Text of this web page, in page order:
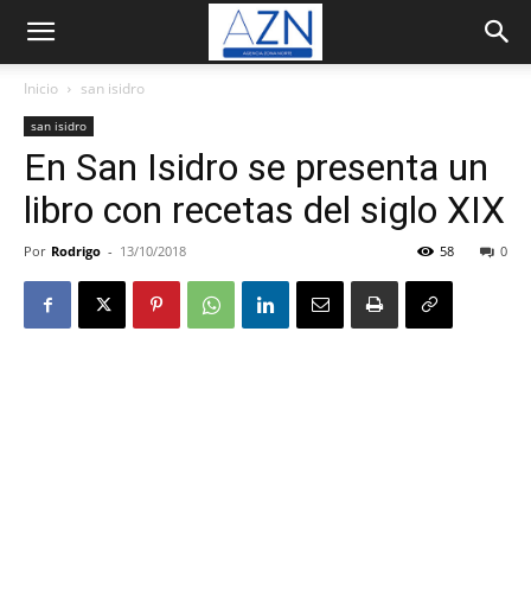
Inicio san isidro
san isidro
En San Isidro se presenta un
libro con recetas del siglo XIX
Por Rodrigo - 13/10/2018 0
58